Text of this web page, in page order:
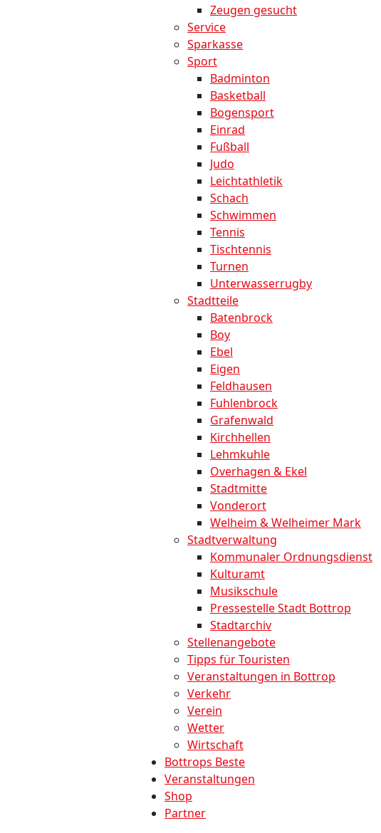
Zeugen gesucht
Service
Sparkasse
Sport
Badminton
Basketball
Bogensport
Einrad
Fußball
Judo
Leichtathletik
Schach
Schwimmen
Tennis
Tischtennis
Turnen
Unterwasserrugby
Stadtteile
Batenbrock
Boy
Ebel
Eigen
Feldhausen
Fuhlenbrock
Grafenwald
Kirchhellen
Lehmkuhle
Overhagen & Ekel
Stadtmitte
Vonderort
Welheim & Welheimer Mark
Stadtverwaltung
Kommunaler Ordnungsdienst
Kulturamt
Musikschule
Pressestelle Stadt Bottrop
Stadtarchiv
Stellenangebote
Tipps für Touristen
Veranstaltungen in Bottrop
Verkehr
Verein
Wetter
Wirtschaft
Bottrops Beste
Veranstaltungen
Shop
Partner